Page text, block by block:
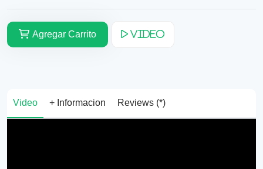
Agregar Carrito Video
Video + Informacion Reviews (*)